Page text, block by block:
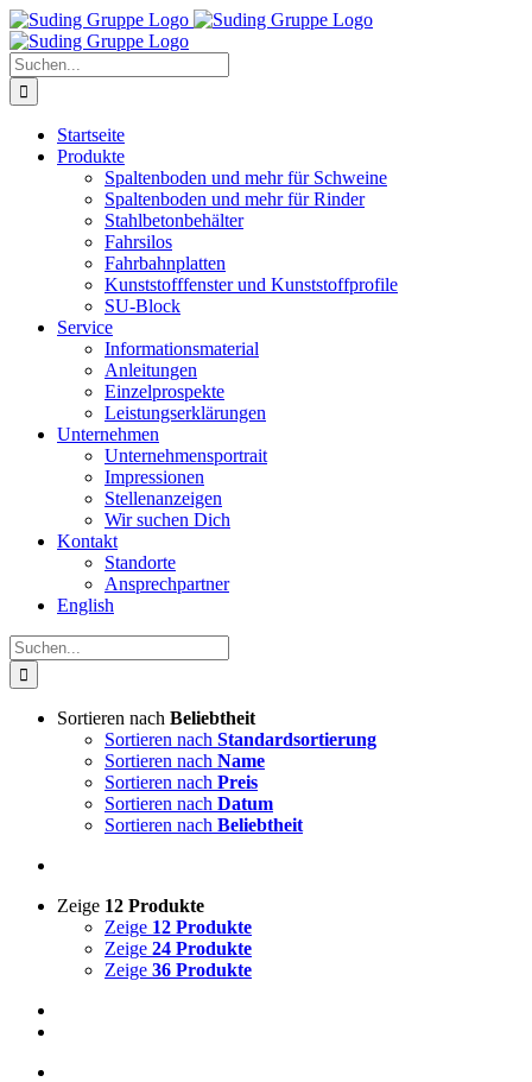
Zum
Inhalt
springen
Suche
nach:
Startseite
Produkte
Spaltenboden und mehr für Schweine
Spaltenboden und mehr für Rinder
Stahlbetonbehälter
Fahrsilos
Fahrbahnplatten
Kunststofffenster und Kunststoffprofile
SU-Block
Service
Informationsmaterial
Anleitungen
Einzelprospekte
Leistungserklärungen
Unternehmen
Unternehmensportrait
Impressionen
Stellenanzeigen
Wir suchen Dich
Kontakt
Standorte
Ansprechpartner
English
Suche
nach:
Sortieren nach Beliebtheit
Sortieren nach Standardsortierung
Sortieren nach Name
Sortieren nach Preis
Sortieren nach Datum
Sortieren nach Beliebtheit
Zeige 12 Produkte
Zeige 12 Produkte
Zeige 24 Produkte
Zeige 36 Produkte